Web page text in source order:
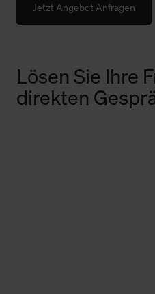
Jetzt Angebot Anfragen
Lösen Sie Ihre
direkten